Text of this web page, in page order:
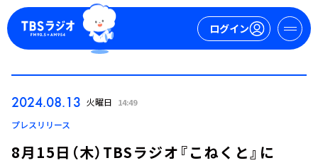
ログイン
2024.08.13 火曜日 14:49
プレスリリース
8月15日（木）TBSラジオ『こねくと』に